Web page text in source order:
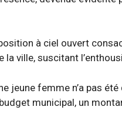
à ciel ouvert
ville, suscitant
femme n’a pas
municipal, un